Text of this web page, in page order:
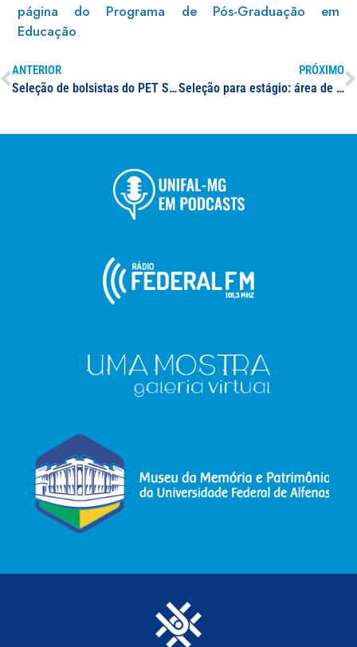
página do Programa de Pós-Graduação em
Educação.
ANTERIOR
Seleção de bolsistas do PET Saúde Equidade
PRÓXIMO
Seleção para estágio: área de atuação em Comunicação Social